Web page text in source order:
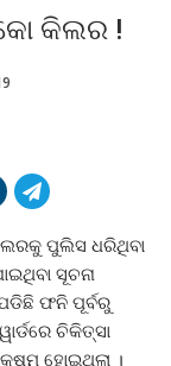
କିଲର !
ପୁଲିସ ଧରିଥିବା
ସୂଚନା
ପଡିଛି ଫନି ପୂର୍ବରୁ
ଚିକିତ୍ସା
ହୋଇଥିଲା ।